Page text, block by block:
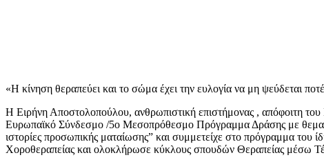
«Η κίνηση θεραπεύει και το σώμα έχει την ευλογία να μη ψεύδεται
Η Ειρήνη Αποστολοπούλου, ανθρωπιστική επιστήμονας , απόφοιτη
Ευρωπαϊκό Σύνδεσμο /5ο Μεσοπρόθεσμο Πρόγραμμα Δράσης με
ιστορίες προσωπικής ματαίωσης” και συμμετείχε στο πρόγραμμα του
Χοροθεραπείας και ολοκλήρωσε κύκλους σπουδών Θεραπείας μέσω